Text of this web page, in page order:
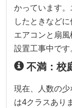
かっています
したときなど
エアコンと扇
設置工事中です。
不満：校
現在、人数の
は4クラスあり